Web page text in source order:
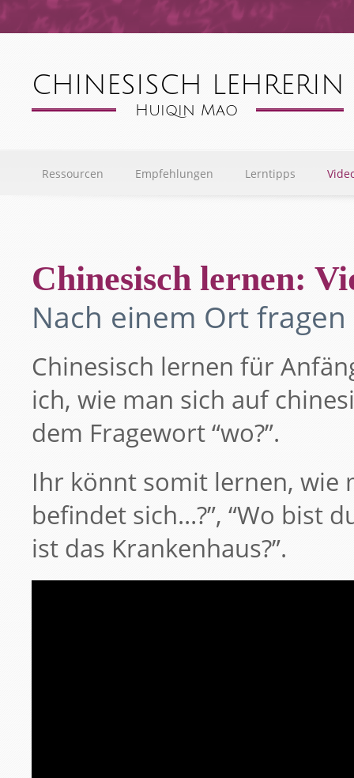
Ressourcen Empfehlungen Lerntipps
Chinesisch lernen:
Nach einem Ort
Chinesisch lernen für
ich, wie man sich auf
dem Fragewort “wo?”.
Ihr könnt somit lernen, wie
befindet sich…?”, “Wo bist
ist das Krankenhaus?”.